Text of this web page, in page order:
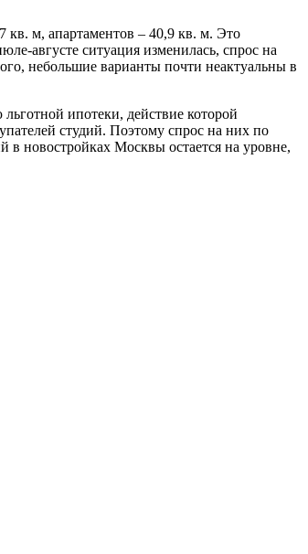
кв. м, апартаментов – 40,9 кв. м. Это
августе ситуация изменилась, спрос на
небольшие варианты почти неактуальны в
ипотеки, действие которой
студий. Поэтому спрос на них по
в новостройках Москвы остается на уровне,